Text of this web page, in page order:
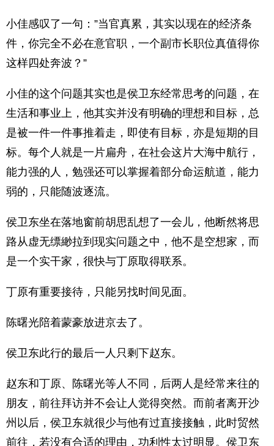
小佳感叹了一句：”当官真累，其实以现在的经济条
件，你完全不必在意官职，一个副市长职位真值得你
这样四处奔波？”
小佳的这个问题其实也是侯卫东经常思考的问题，在
生活和事业上，他其实并没有明确的理想和目标，总
是被一件一件事推着走，即使有目标，亦是短期的目
标。每个人就是一片扁舟，在社会这片大海中航行，
能力强的人，勉强还可以掌握着部分命运航道，能力
弱的，只能随波逐流。
侯卫东坐在落地窗前胡思乱想了一会儿，他断然将思
路从虚无缥緲拉到现实问题之中，他不是空想家，而
是一个实干家，很快与丁原取得联系。
丁原有重要接待，只能另找时间见面。
陈曙光陪着蒙豪放进京去了。
侯卫东此行的最后一人只剩下赵东。
赵东和丁原、陈曙光等人不同，后两人是经常来往的
朋友，前往拜访并不会让人觉得突然。而前者离开沙
州以后，侯卫东就很少与他有过直接接触，此时贸然
前往，若没有合适的理由，功利性太过明显。侯卫东